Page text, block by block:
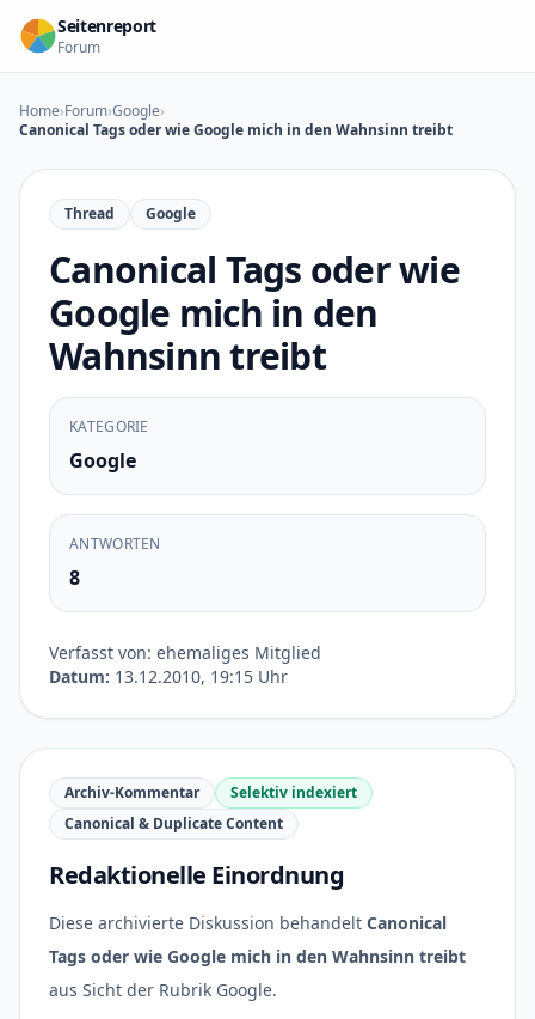
Zum Inhalt springen
Seitenreport
Forum
Home›Forum›Google›
Canonical Tags oder wie Google mich in den Wahnsinn treibt
Thread Google
Canonical Tags oder wie
Google mich in den
Wahnsinn treibt
KATEGORIE
Google
ANTWORTEN
8
Verfasst von: ehemaliges Mitglied
Datum: 13.12.2010, 19:15 Uhr
Archiv-Kommentar
Selektiv indexiert
Canonical & Duplicate Content
Redaktionelle Einordnung
Diese archivierte Diskussion behandelt Canonical
Tags oder wie Google mich in den Wahnsinn treibt
aus Sicht der Rubrik Google.